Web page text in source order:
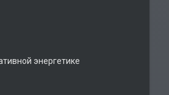
энергетике